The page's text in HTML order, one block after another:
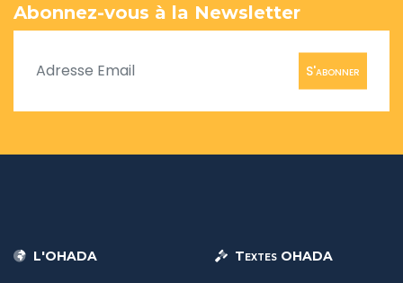
Abonnez-vous à la Newsletter
S'abonner
L'OHADA Textes OHADA